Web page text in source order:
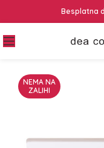
Besplatna
NEMA NA
ZALIHI